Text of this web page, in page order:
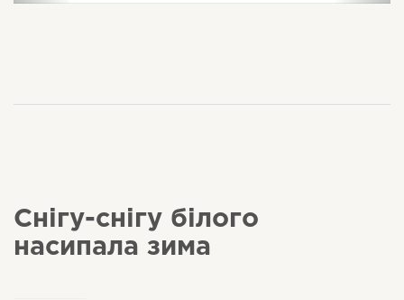
Снігу-снігу білого
насипала зима